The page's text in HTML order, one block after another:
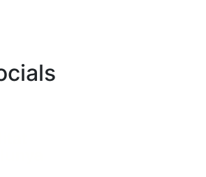
nos al nostre canal de Twitter